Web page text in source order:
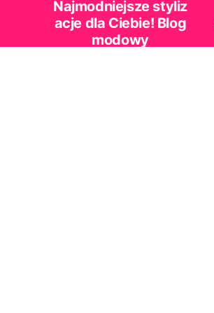
Najmodniejsze styliz
acje dla Ciebie! Blog
modowy